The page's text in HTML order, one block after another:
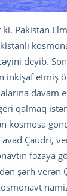
Pakistan
deyib.
inkişaf etmiş
davam
qalmaq
kosmosa
Çaudri,
fəzaya
şərh verən